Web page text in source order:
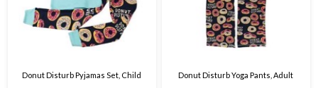
Donut Disturb Pyjamas Set, Child Donut Disturb Yoga Pants, Adult